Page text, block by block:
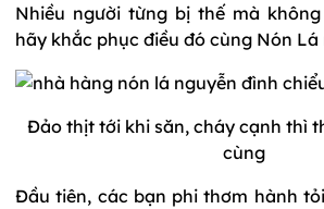
Nhiều người từng bị thế mà
hãy khắc phục điều đó cùng Nón Lá
Đảo thịt tới khi săn, cháy cạnh thì
cùng
Đầu tiên, các bạn phi thơm hành